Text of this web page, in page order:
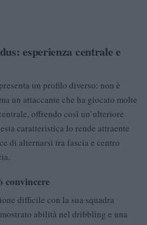
esperienza centrale e
presenta un profilo diverso: non è
un attaccante che ha giocato molte
offrendo così un’ulteriore
caratteristica lo rende attraente
di alternarsi tra fascia e centro
convincere
difficile con la sua squadra
abilità nel dribbling e una